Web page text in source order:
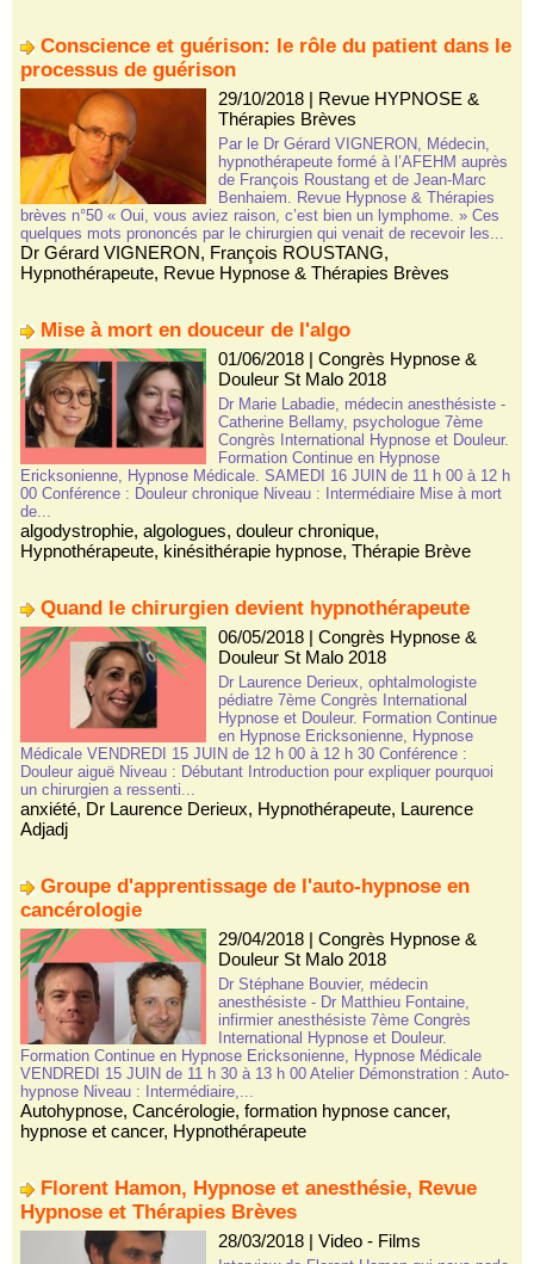
Conscience et guérison: le rôle du patient dans le
processus de guérison
29/10/2018| Revue HYPNOSE &
Thérapies Brèves
Par le Dr Gérard VIGNERON, Médecin,
hypnothérapeute formé à l’AFEHM auprès
de François Roustang et de Jean-Marc
Benhaiem. Revue Hypnose & Thérapies
brèves n°50 « Oui, vous aviez raison, c’est bien un lymphome. » Ces
quelques mots prononcés par le chirurgien qui venait de recevoir les...
Dr Gérard VIGNERON, François ROUSTANG,
Hypnothérapeute, Revue Hypnose & Thérapies Brèves
Mise à mort en douceur de l'algo
01/06/2018| Congrès Hypnose &
Douleur St Malo 2018
Dr Marie Labadie, médecin anesthésiste -
Catherine Bellamy, psychologue 7ème
Congrès International Hypnose et Douleur.
Formation Continue en Hypnose
Ericksonienne, Hypnose Médicale. SAMEDI 16 JUIN de 11 h 00 à 12 h
00 Conférence : Douleur chronique Niveau : Intermédiaire Mise à mort
de...
algodystrophie, algologues, douleur chronique,
Hypnothérapeute, kinésithérapie hypnose, Thérapie Brève
Quand le chirurgien devient hypnothérapeute
06/05/2018| Congrès Hypnose &
Douleur St Malo 2018
Dr Laurence Derieux, ophtalmologiste
pédiatre 7ème Congrès International
Hypnose et Douleur. Formation Continue
en Hypnose Ericksonienne, Hypnose
Médicale VENDREDI 15 JUIN de 12 h 00 à 12 h 30 Conférence :
Douleur aiguë Niveau : Débutant Introduction pour expliquer pourquoi
un chirurgien a ressenti...
anxiété, Dr Laurence Derieux, Hypnothérapeute, Laurence
Adjadj
Groupe d'apprentissage de l'auto-hypnose en
cancérologie
29/04/2018| Congrès Hypnose &
Douleur St Malo 2018
Dr Stéphane Bouvier, médecin
anesthésiste - Dr Matthieu Fontaine,
infirmier anesthésiste 7ème Congrès
International Hypnose et Douleur.
Formation Continue en Hypnose Ericksonienne, Hypnose Médicale
VENDREDI 15 JUIN de 11 h 30 à 13 h 00 Atelier Démonstration : Auto-
hypnose Niveau : Intermédiaire,...
Autohypnose, Cancérologie, formation hypnose cancer,
hypnose et cancer, Hypnothérapeute
Florent Hamon, Hypnose et anesthésie, Revue
Hypnose et Thérapies Brèves
28/03/2018| Video - Films